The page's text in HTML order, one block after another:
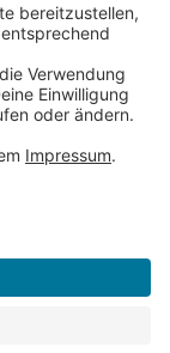
innerhalb
D-70182